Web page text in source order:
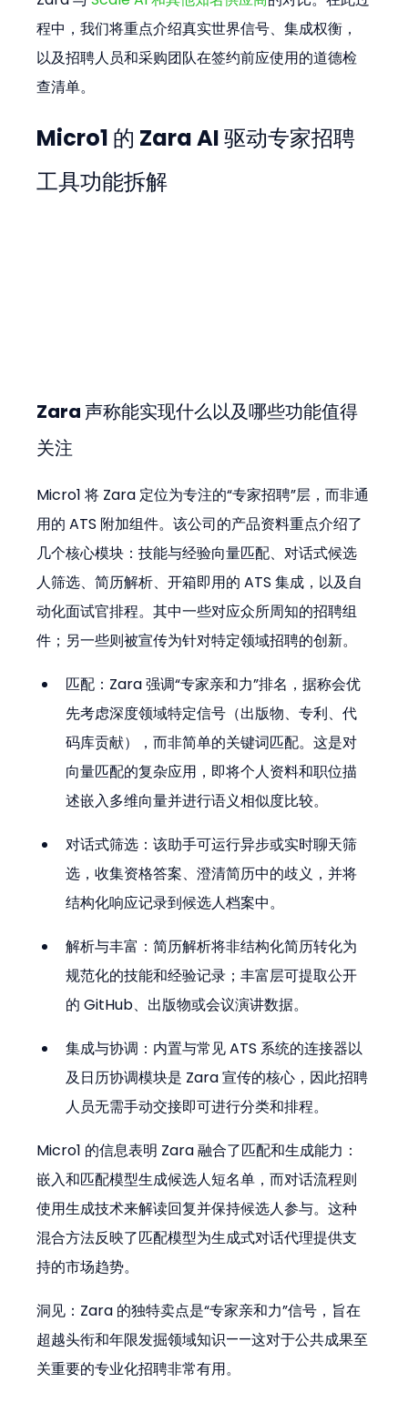
程中，我们将重点介绍真实世界信号、集成权衡，
以及招聘人员和采购团队在签约前应使用的道德检
查清单。
Micro1 的 Zara AI 驱动专家招聘
工具功能拆解
Zara 声称能实现什么以及哪些功能值得
关注
Micro1 将 Zara 定位为专注的“专家招聘”层，而非通
用的 ATS 附加组件。该公司的产品资料重点介绍了
几个核心模块：技能与经验向量匹配、对话式候选
人筛选、简历解析、开箱即用的 ATS 集成，以及自
动化面试官排程。其中一些对应众所周知的招聘组
件；另一些则被宣传为针对特定领域招聘的创新。
匹配：Zara 强调“专家亲和力”排名，据称会优
先考虑深度领域特定信号（出版物、专利、代
码库贡献），而非简单的关键词匹配。这是对
向量匹配的复杂应用，即将个人资料和职位描
述嵌入多维向量并进行语义相似度比较。
对话式筛选：该助手可运行异步或实时聊天筛
选，收集资格答案、澄清简历中的歧义，并将
结构化响应记录到候选人档案中。
解析与丰富：简历解析将非结构化简历转化为
规范化的技能和经验记录；丰富层可提取公开
的 GitHub、出版物或会议演讲数据。
集成与协调：内置与常见 ATS 系统的连接器以
及日历协调模块是 Zara 宣传的核心，因此招聘
人员无需手动交接即可进行分类和排程。
Micro1 的信息表明 Zara 融合了匹配和生成能力：
嵌入和匹配模型生成候选人短名单，而对话流程则
使用生成技术来解读回复并保持候选人参与。这种
混合方法反映了匹配模型为生成式对话代理提供支
持的市场趋势。
洞见：Zara 的独特卖点是“专家亲和力”信号，旨在
超越头衔和年限发掘领域知识——这对于公共成果至
关重要的专业化招聘非常有用。